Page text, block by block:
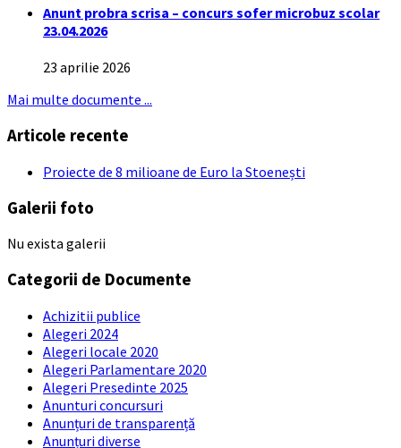
Anunt probra scrisa – concurs sofer microbuz scolar
23.04.2026
23 aprilie 2026
Mai multe documente ...
Articole recente
Proiecte de 8 milioane de Euro la Stoenești
Galerii foto
Nu exista galerii
Categorii de Documente
Achizitii publice
Alegeri 2024
Alegeri locale 2020
Alegeri Parlamentare 2020
Alegeri Presedinte 2025
Anunturi concursuri
Anunțuri de transparență
Anunțuri diverse